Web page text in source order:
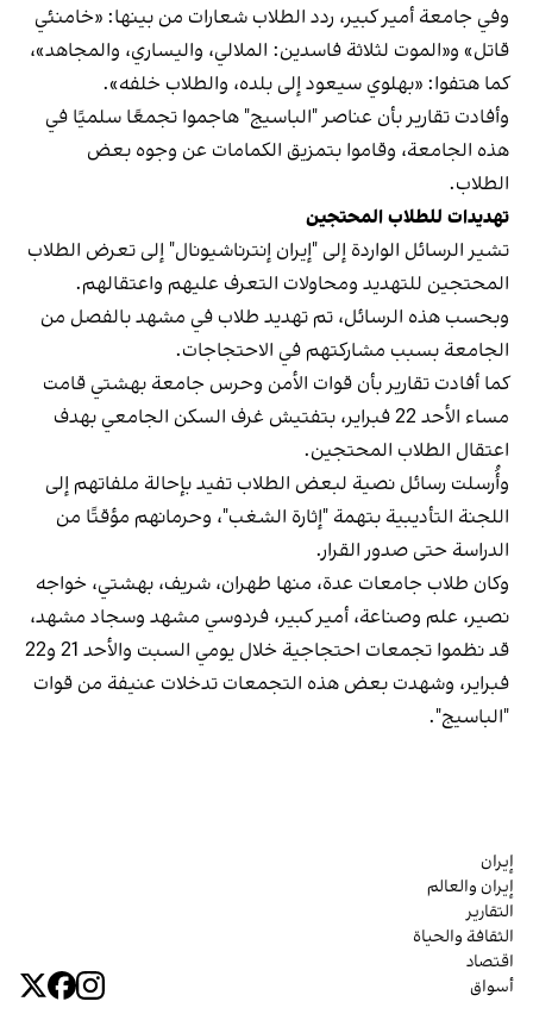
وفي جامعة أمير كبير، ردد الطلاب شعارات من بينها: «خامنئي
قاتل» و«الموت لثلاثة فاسدين: الملالي، واليساري، والمجاهد»،
كما هتفوا: «بهلوي سيعود إلى بلده، والطلاب خلفه».
وأفادت تقارير بأن عناصر "الباسيج" هاجموا تجمعًا سلميًا في
هذه الجامعة، وقاموا بتمزيق الكمامات عن وجوه بعض
الطلاب.
تهديدات للطلاب المحتجين
تشير الرسائل الواردة إلى "إيران إنترناشيونال" إلى تعرض الطلاب
المحتجين للتهديد ومحاولات التعرف عليهم واعتقالهم.
وبحسب هذه الرسائل، تم تهديد طلاب في مشهد بالفصل من
الجامعة بسبب مشاركتهم في الاحتجاجات.
كما أفادت تقارير بأن قوات الأمن وحرس جامعة بهشتي قامت
مساء الأحد 22 فبراير، بتفتيش غرف السكن الجامعي بهدف
اعتقال الطلاب المحتجين.
وأُرسلت رسائل نصية لبعض الطلاب تفيد بإحالة ملفاتهم إلى
اللجنة التأديبية بتهمة "إثارة الشغب"، وحرمانهم مؤقتًا من
الدراسة حتى صدور القرار.
وكان طلاب جامعات عدة، منها طهران، شريف، بهشتي، خواجه
نصير، علم وصناعة، أمير كبير، فردوسي مشهد وسجاد مشهد،
قد نظموا تجمعات احتجاجية خلال يومي السبت والأحد 21 و22
فبراير، وشهدت بعض هذه التجمعات تدخلات عنيفة من قوات
"الباسيج".
إيران
إيران والعالم
التقارير
الثقافة والحياة
اقتصاد
أسواق